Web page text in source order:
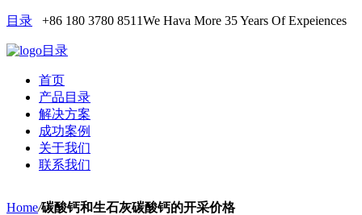
目录 +86 180 3780 8511We Hava More 35 Years Of Expeiences
目录
首页
产品目录
解决方案
成功案例
关于我们
联系我们
Home/碳酸钙和生石灰碳酸钙的开采价格